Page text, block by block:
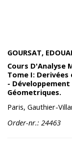
GOURSAT,
Cours D'Analyse
Tome I:
-
Géometriques.
Paris, Gauthier-
Order-nr.: 24463